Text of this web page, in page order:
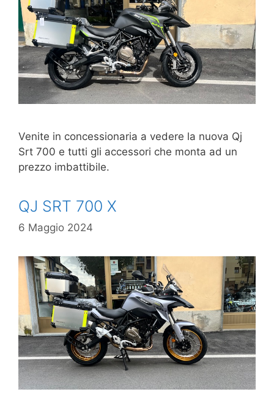
Venite in concessionaria a vedere la nuova Qj
Srt 700 e tutti gli accessori che monta ad un
prezzo imbattibile.
QJ SRT 700 X
6 Maggio 2024